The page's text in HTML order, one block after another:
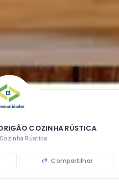
COZINHA RÚSTICA
Rústica
Compartilhar